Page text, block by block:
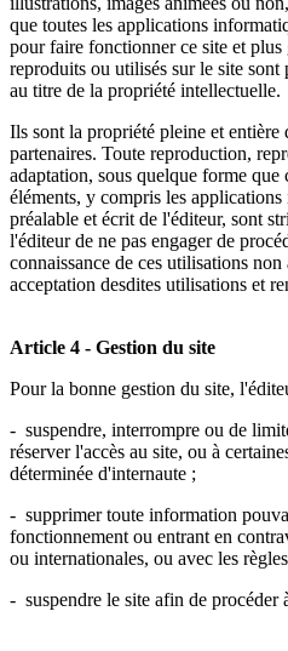
que toutes les applications
pour faire fonctionner ce site et plus
reproduits ou utilisés sur le site
au titre de la propriété intellectuelle.
Ils sont la propriété pleine et entière
partenaires. Toute reproduction,
adaptation, sous quelque forme que
éléments, y compris les
préalable et écrit de l'éditeur, sont
l'éditeur de ne pas engager de
connaissance de ces utilisations non
acceptation desdites utilisations et
Article 4 - Gestion du site
Pour la bonne gestion du site,
- suspendre, interrompre ou de
réserver l'accès au site, ou à
déterminée d'internaute ;
- supprimer toute information
fonctionnement ou entrant en
ou internationales, ou avec les
- suspendre le site afin de procéder